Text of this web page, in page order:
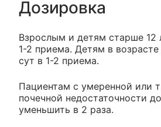
Дозировка
Взрослым и детям старше 12
1-2 приема. Детям в
сут в 1-2 приема.
Пациентам с умеренной или
почечной недостаточности
уменьшить в 2 раза.